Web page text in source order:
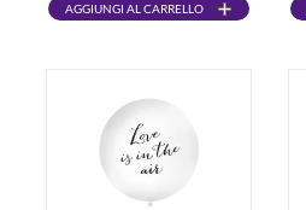
AGGIUNGI AL CARRELLO